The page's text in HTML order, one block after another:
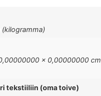
× 0,00000000 cm
tekstiiliin (oma toive)